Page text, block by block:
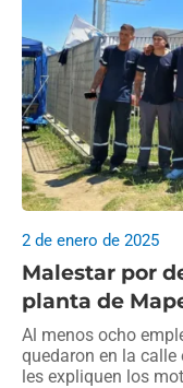
Malestar por
planta de
2 de enero de 2025
Al menos ocho
quedaron en la
les expliquen los